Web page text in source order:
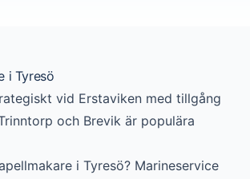
i Tyresö
vid Erstaviken med tillgång
och Brevik är populära
i Tyresö? Marineservice